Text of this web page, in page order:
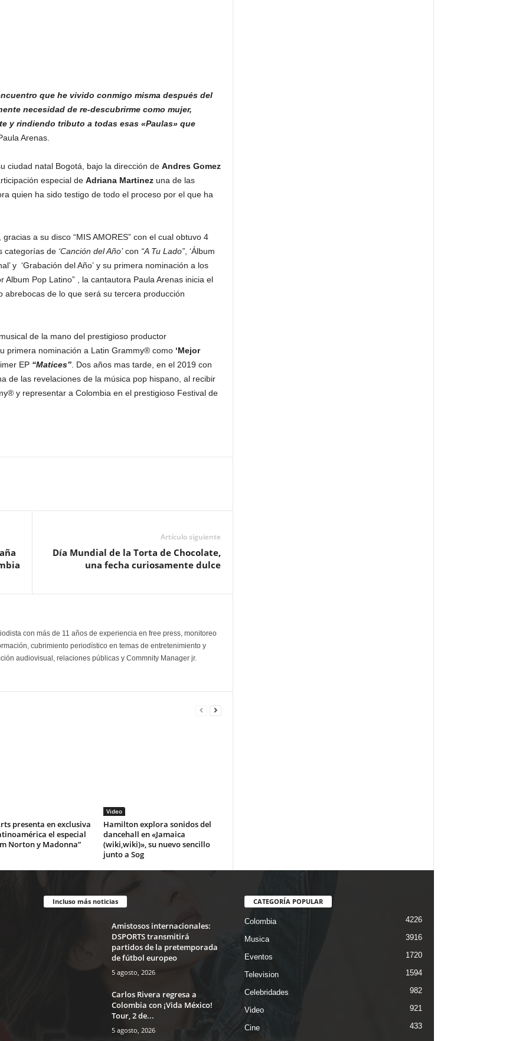
que he vivido conmigo misma después del
necesidad de re-descubrirme como mujer,
y rindiendo tributo a todas esas «Paulas» que
Arenas.
ciudad natal Bogotá, bajo la dirección de Andres Gomez
especial de Adriana Martinezuna de las
quien ha sido testigo de todo el proceso por el que ha
a su disco “MIS AMORES” con el cual obtuvo 4
categorías de ‘Canción del Año’con “A Tu Lado”, ‘Álbum
y ‘Grabación del Año’ y su primera nominación a los
Album Pop Latino” , la cantautora Paula Arenas inicia el
abrebocas de lo que será su tercera producción
de la mano del prestigioso productor
primera nominación a Latin Grammy® como ‘Mejor
EP “Matices”. Dos años mas tarde, en el 2019 con
de las revelaciones de la música pop hispano, al recibir
y representar a Colombia en el prestigioso Festival de
Artículo siguiente
Día Mundial de la Torta de Chocolate,
una fecha curiosamente dulce
con más de 11 años de experiencia en free press, monitoreo
cubrimiento periodístico en temas de entretenimiento y
audiovisual, relaciones públicas y Commnity Manager jr.
presenta en exclusiva
el especial
Norton y Madonna”
Video
Hamilton explora sonidos del
dancehall en «Jamaica
(wiki,wiki)», su nuevo sencillo
junto a Sog
Incluso más noticias
Amistosos internacionales:
DSPORTS transmitirá
partidos de la pretemporada
de fútbol europeo
5 agosto, 2026
Carlos Rivera regresa a
Colombia con ¡Vida México!
Tour, 2 de...
5 agosto, 2026
CATEGORÍA POPULAR
Colombia 4226
Musica 3916
Eventos 1720
Television 1594
Celebridades 982
Video 921
Cine 433